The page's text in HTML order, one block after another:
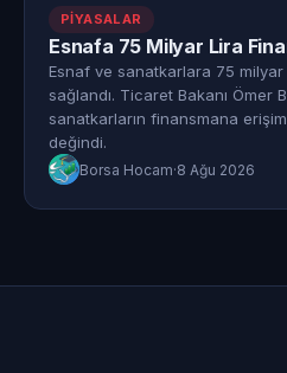
PIYASALAR
Esnafa 75 Milyar Lira
Esnaf ve sanatkarlara 75
sağlandı. Ticaret Bakanı Ömer
sanatkarların finansmana
değindi.
Borsa Hocam·8 Ağu 2026